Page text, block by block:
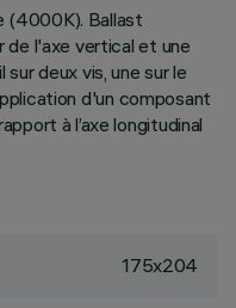
(4000K). Ballast
de l'axe vertical et une
deux vis, une sur le
d'un composant
à l’axe longitudinal
175x204